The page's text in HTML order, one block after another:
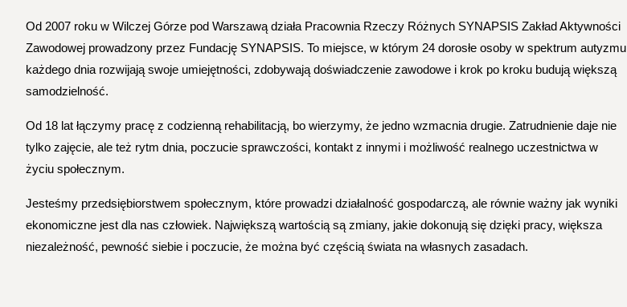
Od 2007 roku w Wilczej Górze pod Warszawą działa Pracownia Rzeczy Różnych SYNAPSIS Zakład Aktywności
Zawodowej prowadzony przez Fundację SYNAPSIS. To miejsce, w którym 24 dorosłe osoby w spektrum autyzmu
każdego dnia rozwijają swoje umiejętności, zdobywają doświadczenie zawodowe i krok po kroku budują większą
samodzielność.
Od 18 lat łączymy pracę z codzienną rehabilitacją, bo wierzymy, że jedno wzmacnia drugie. Zatrudnienie daje nie
tylko zajęcie, ale też rytm dnia, poczucie sprawczości, kontakt z innymi i możliwość realnego uczestnictwa w
życiu społecznym.
Jesteśmy przedsiębiorstwem społecznym, które prowadzi działalność gospodarczą, ale równie ważny jak wyniki
ekonomiczne jest dla nas człowiek. Największą wartością są zmiany, jakie dokonują się dzięki pracy, większa
niezależność, pewność siebie i poczucie, że można być częścią świata na własnych zasadach.